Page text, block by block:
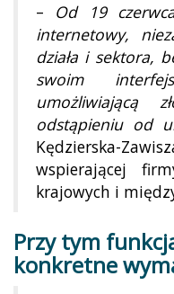
– Od 19
internetowy,
działa i sektora,
swoim
umożliwiającą
odstąpieniu od
Kędzierska-
wspierającej
krajowych i
Przy tym
konkretne